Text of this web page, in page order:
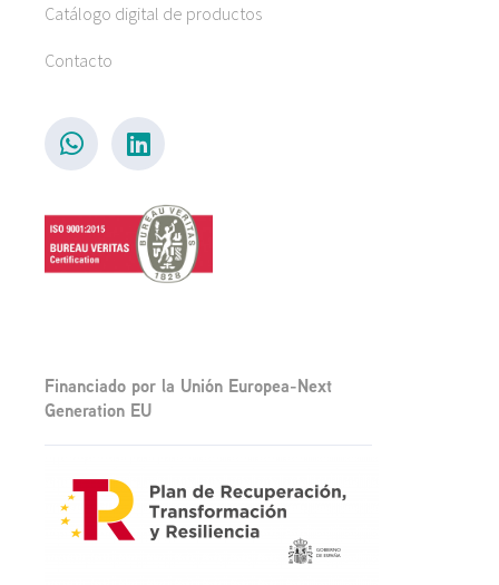
Catálogo digital de productos
Contacto
Financiado por la Unión Europea-Next
Generation EU